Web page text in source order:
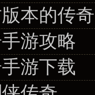
本的传奇
游攻略
游下载